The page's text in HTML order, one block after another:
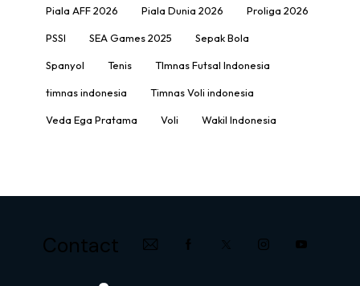
Piala AFF 2026 Piala Dunia 2026 Proliga 2026
PSSI SEA Games 2025 Sepak Bola
Spanyol Tenis TImnas Futsal Indonesia
timnas indonesia Timnas Voli indonesia
Veda Ega Pratama Voli Wakil Indonesia
Contact